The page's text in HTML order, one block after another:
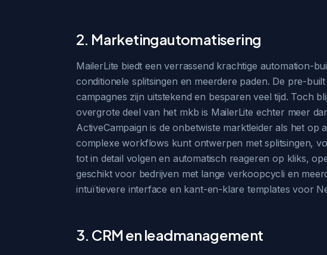
2. Marketingautomatisering
MailerLite biedt een verrassend krachtige automation-
conditionele splitsingen en meerdere paden. De pre-
campagnes zijn uitstekend en besparen veel tijd. Toch
overgrote deel van het mkb is MailerLite echter meer
ActiveCampaign is de onbetwiste marktleider als het
complexe workflows kunt ontwerpen met splitsingen,
tot in detail volgen en automatisch reageren op kliks,
geschikt voor bedrijven met lange verkoopcycli en
intuïtievere interface en kant-en-klare templates voor
3. CRM en leadmanagement